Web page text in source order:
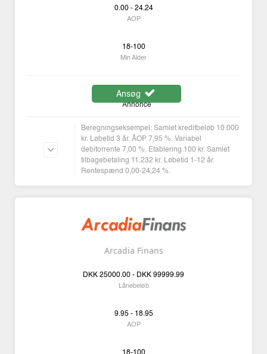
0.00 - 24.24
AOP
18-100
Min Alder
Ansøg
Annonce
Beregningseksempel: Samlet kreditbeløb 10.000
kr. Løbetid 3 år. ÅOP 7,95 %. Variabel
debitorrente 7,00 %. Etablering 100 kr. Samlet
tilbagebetaling 11.232 kr. Løbetid 1-12 år.
Rentespænd 0,00-24,24 %.
Arcadia Finans
DKK 25000.00 - DKK 99999.99
Lånebeløb
9.95 - 18.95
AOP